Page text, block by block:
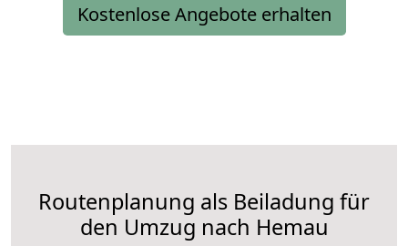
Kostenlose Angebote erhalten
Routenplanung als Beiladung für
den Umzug nach Hemau